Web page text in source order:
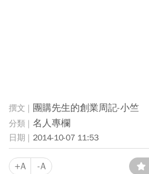
團購先生的創業周記-小竺
名人專欄
2014-10-07 11:53
+A -A